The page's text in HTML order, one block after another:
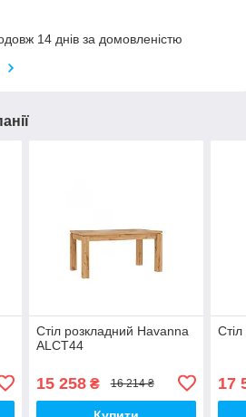
14 днів за домовленістю
Стіл розкладний Havanna
ALCT44
15 258₴ 16 214 ₴ 17